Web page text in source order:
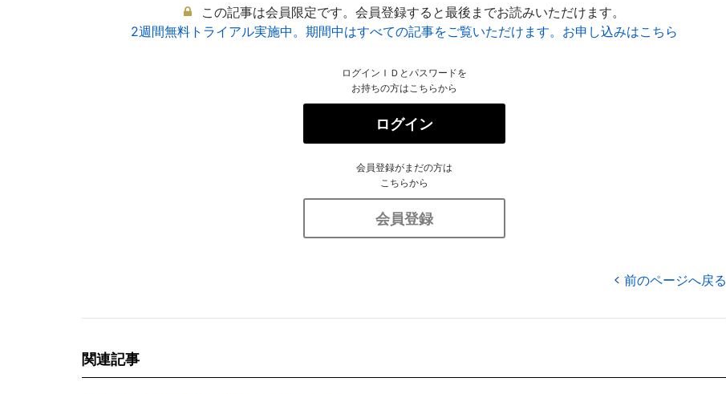
この記事は会員限定です。会員登録すると最後までお読みいただけます。
2週間無料トライアル実施中。期間中はすべての記事をご覧いただけます。お申し込みはこちら
ログインＩＤとパスワードを
お持ちの方はこちらから
ログイン
会員登録がまだの方は
こちらから
会員登録
前のページへ戻る
関連記事